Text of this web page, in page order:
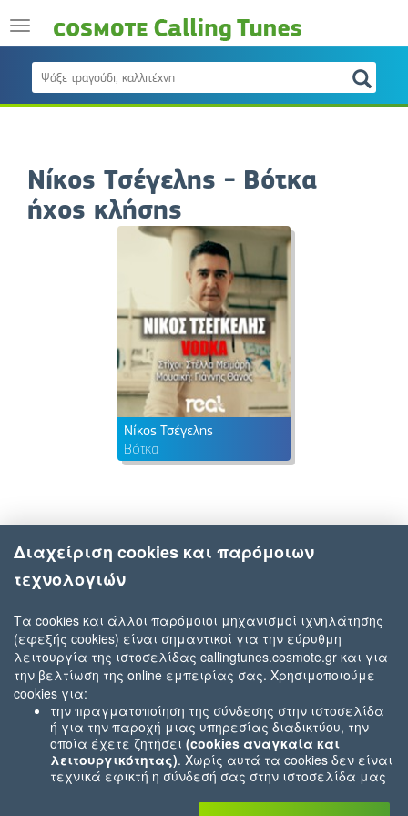
Νίκος Τσέγελης - Βότκα
ήχος κλήσης
Νίκος Τσέγελης
Βότκα
Διαχείριση cookies και παρόμοιων
τεχνολογιών
Τα cookies και άλλοι παρόμοιοι μηχανισμοί ιχνηλάτησης
(εφεξής cookies) είναι σημαντικοί για την εύρυθμη
λειτουργία της ιστοσελίδας callingtunes.cosmote.gr και για
την βελτίωση της online εμπειρίας σας. Χρησιμοποιούμε
cookies για:
την πραγματοποίηση της σύνδεσης στην ιστοσελίδα
ή για την παροχή μιας υπηρεσίας διαδικτύου, την
οποία έχετε ζητήσει (cookies αναγκαία και
λειτουργικότητας). Χωρίς αυτά τα cookies δεν είναι
τεχνικά εφικτή η σύνδεσή σας στην ιστοσελίδα μας
που εσείς μας ζητήσατε (π.χ.cookies που αφορούν